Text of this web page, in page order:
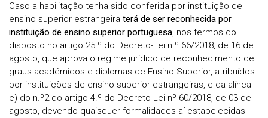
Caso a habilitação tenha sido conferida por instituição de
ensino superior estrangeira terá de ser reconhecida por
instituição de ensino superior portuguesa, nos termos do
disposto no artigo 25.º do Decreto-Lei n.º 66/2018, de 16 de
agosto, que aprova o regime jurídico de reconhecimento de
graus académicos e diplomas de Ensino Superior, atribuídos
por instituições de ensino superior estrangeiras, e da alínea
e) do n.º2 do artigo 4.º do Decreto-Lei nº 60/2018, de 03 de
agosto, devendo quaisquer formalidades aí estabelecidas